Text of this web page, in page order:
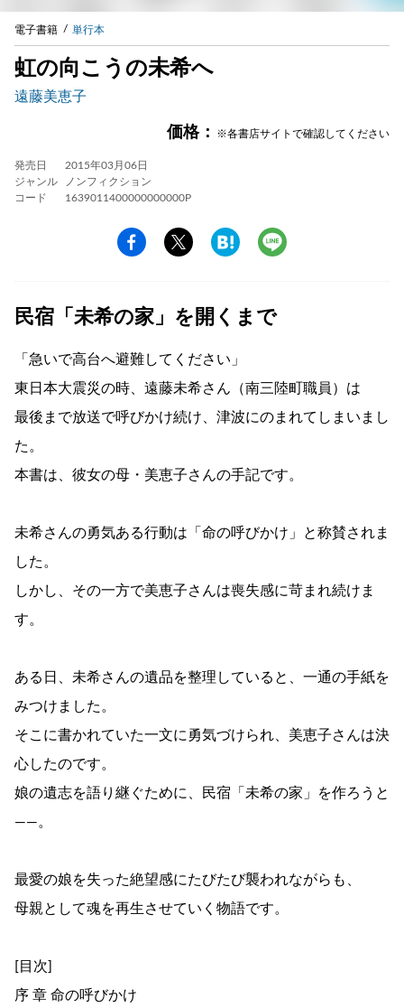
電子書籍 単行本
虹の向こうの未希へ
遠藤美恵子
価格： ※各書店サイトで確認してください
発売日
2015年03月06日
ジャンル
ノンフィクション
コード
1639011400000000000P
民宿「未希の家」を開くまで
「急いで高台へ避難してください」
東日本大震災の時、遠藤未希さん（南三陸町職員）は
最後まで放送で呼びかけ続け、津波にのまれてしまいまし
た。
本書は、彼女の母・美恵子さんの手記です。
未希さんの勇気ある行動は「命の呼びかけ」と称賛されま
した。
しかし、その一方で美恵子さんは喪失感に苛まれ続けま
す。
ある日、未希さんの遺品を整理していると、一通の手紙を
みつけました。
そこに書かれていた一文に勇気づけられ、美恵子さんは決
心したのです。
娘の遺志を語り継ぐために、民宿「未希の家」を作ろうと
――。
最愛の娘を失った絶望感にたびたび襲われながらも、
母親として魂を再生させていく物語です。
[目次]
序 章 命の呼びかけ